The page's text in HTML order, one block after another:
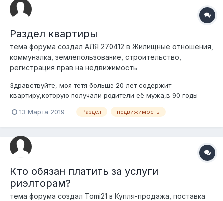
Раздел квартиры
тема форума создал АЛЯ 270412 в Жилищные отношения,
коммуналка, землепользование, строительство,
регистрация прав на недвижимость
Здравствуйте, моя тетя больше 20 лет содержит
квартиру,которую получали родители её мужа,в 90 годы
родителей уже.Затем муж ушёл и не просто оставил долги а
выбывание.После этого пропал,где он и что...
13 Марта 2019 Раздел недвижимость
Кто обязан платить за услуги
риэлторам?
тема форума создал Tomi21 в Купля-продажа, поставка